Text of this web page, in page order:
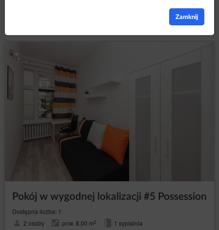
Zamknij
Pokaż oferty
Pokój w wygodnej lokalizacji #5 Possession
Dostępna liczba: 1
2 osoby
pow. 8,00 m2
1 sypialnia